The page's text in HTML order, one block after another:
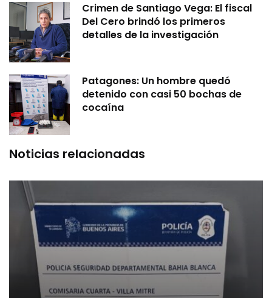
Crimen de Santiago Vega: El fiscal
Del Cero brindó los primeros
detalles de la investigación
Patagones: Un hombre quedó
detenido con casi 50 bochas de
cocaína
Noticias relacionadas